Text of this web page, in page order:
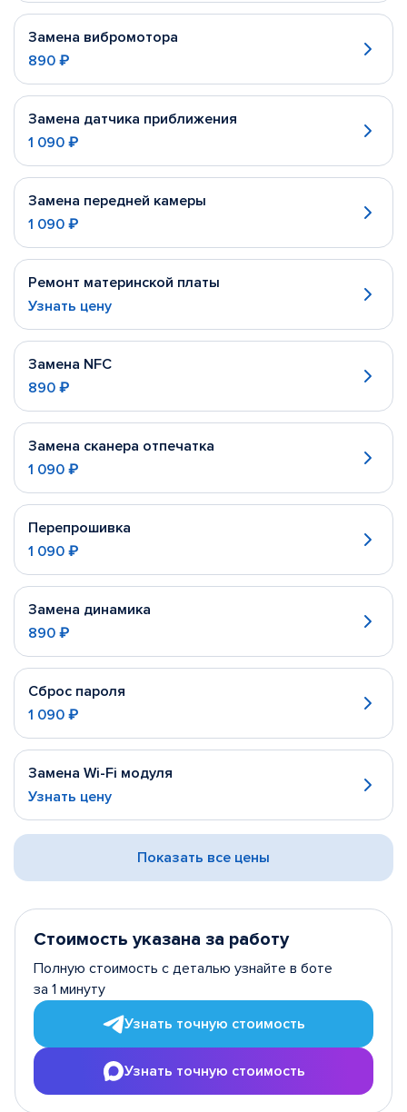
Замена вибромотора
890 ₽
Замена датчика приближения
1 090 ₽
Замена передней камеры
1 090 ₽
Ремонт материнской платы
Узнать цену
Замена NFC
890 ₽
Замена сканера отпечатка
1 090 ₽
Перепрошивка
1 090 ₽
Замена динамика
890 ₽
Сброс пароля
1 090 ₽
Замена Wi-Fi модуля
Узнать цену
Показать все цены
Стоимость указана за работу
Полную стоимость с деталью узнайте в боте
за 1 минуту
Узнать точную стоимость
Узнать точную стоимость